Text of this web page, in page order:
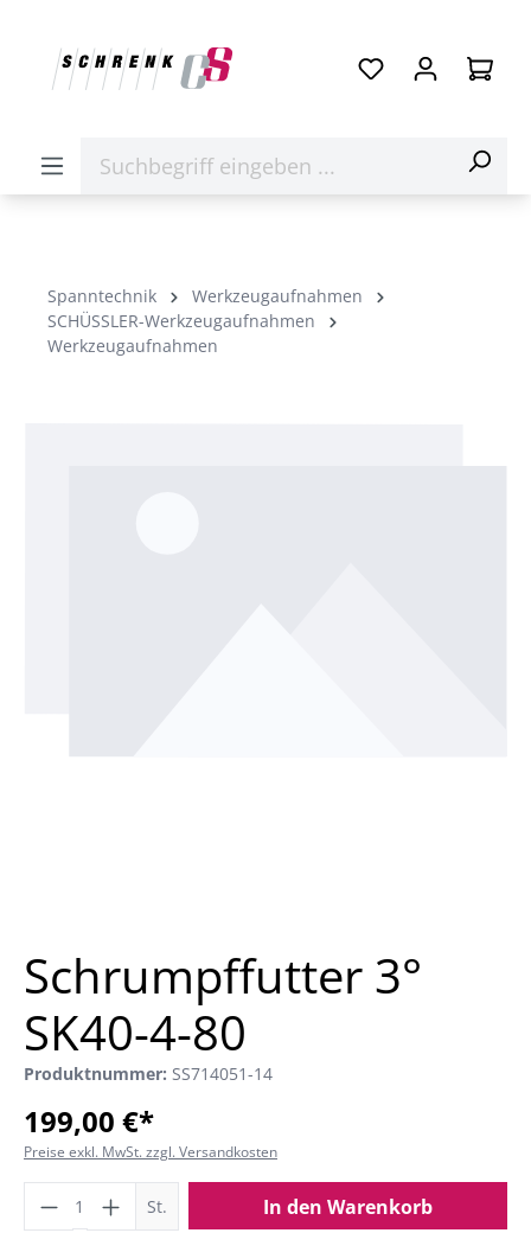
Spanntechnik
Werkzeugaufnahmen
SCHÜSSLER-Werkzeugaufnahmen
Werkzeugaufnahmen
Schrumpffutter 3°
SK40-4-80
Produktnummer: SS714051-14
199,00 €*
Preise exkl. MwSt. zzgl. Versandkosten
St. In den Warenkorb